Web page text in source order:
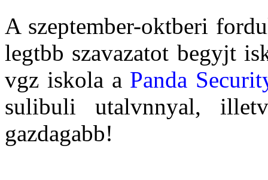
A szeptember-oktberi
legtbb szavazatot begyjt
vgz iskola a Panda
sulibuli utalvnnyal,
gazdagabb!